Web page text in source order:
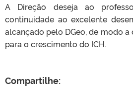
A Direção deseja ao
continuidade ao excelente
alcançado pelo DGeo, de modo
para o crescimento do ICH.
Compartilhe: